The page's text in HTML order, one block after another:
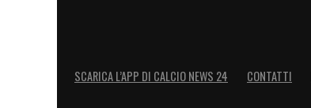
SCARICA L’APP DI CALCIO NEWS 24 CONTATTI